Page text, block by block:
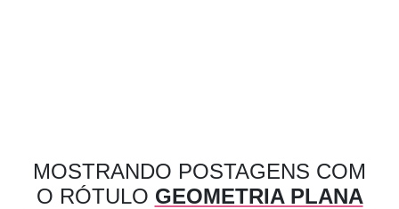
MOSTRANDO POSTAGENS COM
O RÓTULO GEOMETRIA PLANA